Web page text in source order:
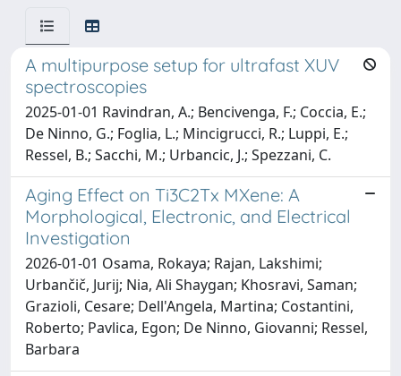
A multipurpose setup for ultrafast XUV
spectroscopies
2025-01-01 Ravindran, A.; Bencivenga, F.; Coccia, E.;
De Ninno, G.; Foglia, L.; Mincigrucci, R.; Luppi, E.;
Ressel, B.; Sacchi, M.; Urbancic, J.; Spezzani, C.
Aging Effect on Ti3C2Tx MXene: A
Morphological, Electronic, and Electrical
Investigation
2026-01-01 Osama, Rokaya; Rajan, Lakshimi;
Urbančič, Jurij; Nia, Ali Shaygan; Khosravi, Saman;
Grazioli, Cesare; Dell'Angela, Martina; Costantini,
Roberto; Pavlica, Egon; De Ninno, Giovanni; Ressel,
Barbara